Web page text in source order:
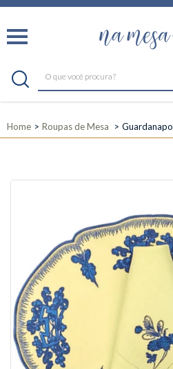
Home Roupas de Mesa Guardanapo